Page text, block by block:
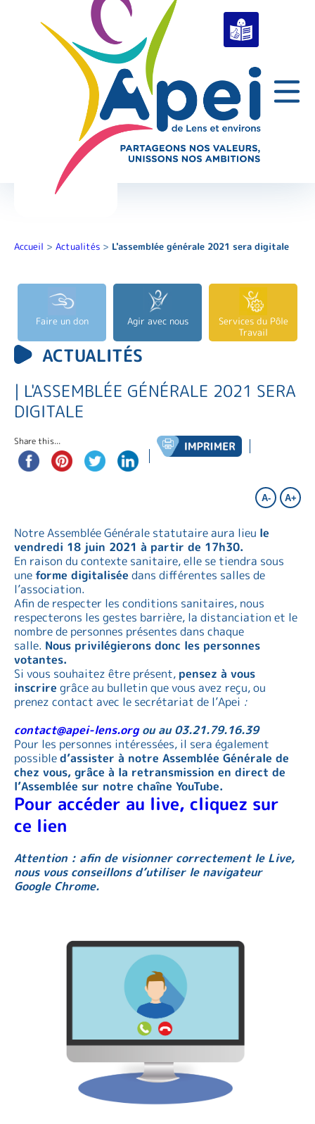
Accueil > Actualités > L'assemblée générale 2021 sera digitale
Faire un don Agir avec nous
Services du Pôle
Travail
ACTUALITÉS
| L'ASSEMBLÉE GÉNÉRALE 2021 SERA
DIGITALE
Share this...
A- A+
Notre Assemblée Générale statutaire aura lieu le
vendredi 18 juin 2021 à partir de 17h30.
En raison du contexte sanitaire, elle se tiendra sous
uneforme digitalisée dans différentes salles de
l’association.
Afin de respecter les conditions sanitaires, nous
respecterons les gestes barrière, la distanciation et le
nombre de personnes présentes dans chaque
salle. Nous privilégierons donc les personnes
votantes.
Si vous souhaitez être présent, pensez à vous
inscrire grâce au bulletin que vous avez reçu, ou
prenez contact avec le secrétariat de l’Apei :
contact@apei-lens.orgou au 03.21.79.16.39
Pour les personnes intéressées, il sera également
possibled’assister à notre Assemblée Générale de
chez vous, grâce à la retransmission en direct de
l’Assemblée sur notre chaîne YouTube.
Pour accéder au live, cliquez sur
ce lien
Attention : afin de visionner correctement le Live,
nous vous conseillons d’utiliser le navigateur
Google Chrome.